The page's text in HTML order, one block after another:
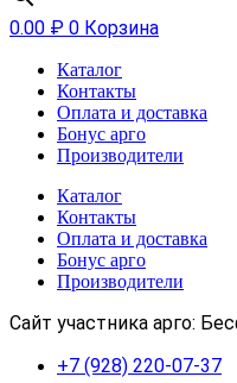
0.00 ₽ 0 Корзина
Каталог
Контакты
Оплата и доставка
Бонус арго
Производители
Каталог
Контакты
Оплата и доставка
Бонус арго
Производители
Сайт участника арго:
+7 (928) 220-07-37